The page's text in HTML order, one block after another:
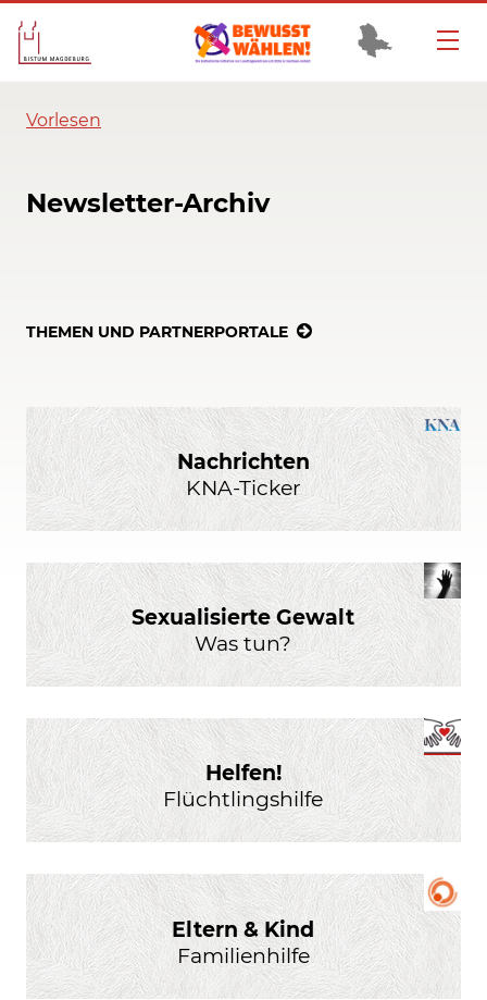
Vorlesen
Newsletter-Archiv
THEMEN UND PARTNERPORTALE
Nachrichten
KNA-Ticker
Sexualisierte Gewalt
Was tun?
Helfen!
Flüchtlingshilfe
Eltern & Kind
Familienhilfe